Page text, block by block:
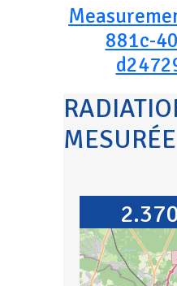
881c-
MESURÉE